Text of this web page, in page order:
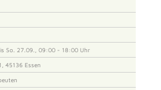
So. 27.09., 09:00 - 18:00 Uhr
45136 Essen